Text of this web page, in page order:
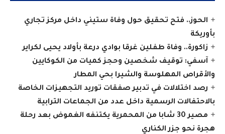
الحوز.. فتح تحقيق حول وفاة ستيني داخل مركز تجاري
بأوريكة
زاكورة.. وفاة طفلين غرقا بوادي درعة بأولاد يحيى لكراير
آسفي: توقيف شخصين وحجز كميات من الكوكايين
والأقراص المهلوسة والشيرا بحي المطار
رصد اختلالات في تدبير صفقات توريد التجهيزات الخاصة
بالاحتفالات الرسمية داخل عدد من الجماعات الترابية
مصير 30 شابا من المحمرية يكتنفه الغموض بعد رحلة
هجرة نحو جزر الكناري